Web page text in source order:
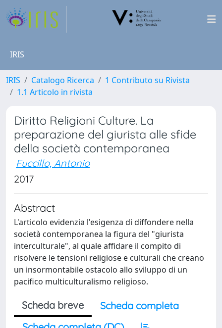
IRIS
IRIS Catalogo Ricerca
1 Contributo su Rivista
1.1 Articolo in rivista
Diritto Religioni Culture. La
preparazione del giurista alle sfide
della società contemporanea
Fuccillo, Antonio
2017
Abstract
L'articolo evidenzia l'esigenza di diffondere nella
società contemporanea la figura del "giurista
interculturale", al quale affidare il compito di
risolvere le tensioni religiose e culturali che creano
un insormontabile ostacolo allo sviluppo di un
pacifico multiculturalismo religioso.
Scheda breve
Scheda completa